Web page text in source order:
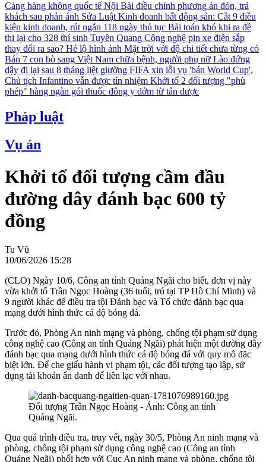
Cảng hàng không quốc tế Nội Bài điều chỉnh phương án đón, trả
khách sau phản ánh Sửa Luật Kinh doanh bất động sản: Cắt 9 điều
kiện kinh doanh, rút ngắn 118 ngày thủ tục Bài toán khó khi ra đề
thi lại cho 328 thí sinh Tuyên Quang Công nghệ pin xe điện sắp
thay đổi ra sao? Hé lộ hình ảnh Mặt trời với độ chi tiết chưa từng có
Bán 7 con bò sang Việt Nam chữa bệnh, người phụ nữ Lào đứng
dậy đi lại sau 8 tháng liệt giường FIFA xin lỗi vụ 'bán World Cup',
Chủ tịch Infantino vẫn được tín nhiệm Khởi tố 2 đối tượng "phù
phép" hàng ngàn gói thuốc đông y dởm từ tân dược
Pháp luật
Vụ án
Khởi tố đối tượng cầm đầu
đường dây đánh bạc 600 tỷ
đồng
Tu Vũ
10/06/2026 15:28
(CLO) Ngày 10/6, Công an tỉnh Quảng Ngãi cho biết, đơn vị này
vừa khởi tố Trần Ngọc Hoàng (36 tuổi, trú tại TP Hồ Chí Minh) và
9 người khác để điều tra tội Đánh bạc và Tổ chức đánh bạc qua
mạng dưới hình thức cá độ bóng đá.
Trước đó, Phòng An ninh mạng và phòng, chống tội phạm sử dụng
công nghệ cao (Công an tỉnh Quảng Ngãi) phát hiện một đường dây
đánh bạc qua mạng dưới hình thức cá độ bóng đá với quy mô đặc
biệt lớn. Để che giấu hành vi phạm tội, các đối tượng tạo lập, sử
dụng tài khoản ẩn danh để liên lạc với nhau.
Đối tượng Trần Ngọc Hoàng - Ảnh: Công an tỉnh
Quảng Ngãi.
Qua quá trình điều tra, truy vết, ngày 30/5, Phòng An ninh mạng và
phòng, chống tội phạm sử dụng công nghệ cao (Công an tỉnh
Quảng Ngãi) phối hợp với Cục An ninh mạng và phòng, chống tội